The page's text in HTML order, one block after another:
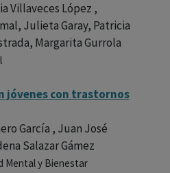
Villaveces López ,
Julieta Garay, Patricia
Margarita Gurrola
jóvenes con trastornos
García , Juan José
Salazar Gámez
Mental y Bienestar